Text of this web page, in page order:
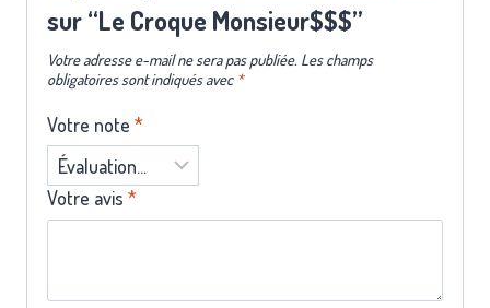
sur “Le Croque Monsieur$$$”
Votre adresse e-mail ne sera pas publiée. Les champs
obligatoires sont indiqués avec *
Votre note *
Votre avis *